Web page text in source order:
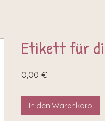
Etikett für
0,00 €Preis
In den Warenkorb